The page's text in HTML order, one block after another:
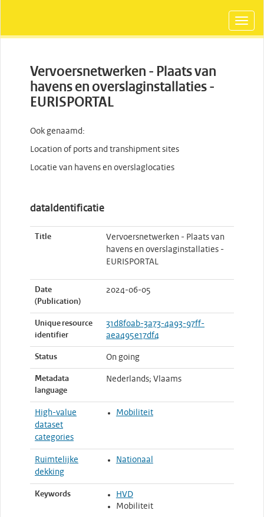
Vervoersnetwerken - Plaats van
havens en overslaginstallaties -
EURISPORTAL
Ook genaamd:
Location of ports and transhipment sites
Locatie van havens en overslaglocaties
dataIdentificatie
Title
Vervoersnetwerken - Plaats van
havens en overslaginstallaties -
EURISPORTAL
Date
(Publication)
2024-06-05
Unique resource
identifier
31d8f0ab-3a73-4a93-97ff-
aea495e17df4
Status On going
Metadata
language
Nederlands; Vlaams
High-value
dataset
categories
Mobiliteit
Ruimtelijke
dekking
Nationaal
Keywords
HVD
Mobiliteit